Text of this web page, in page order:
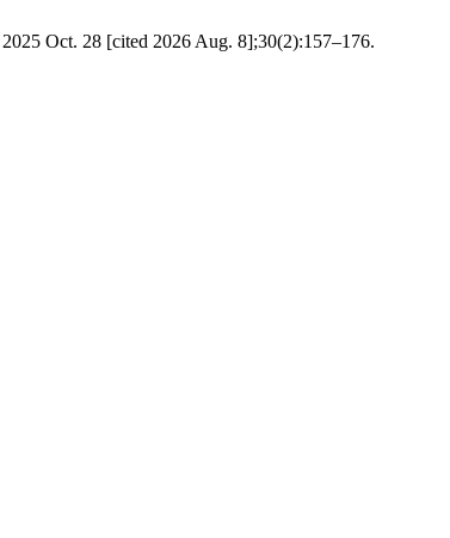
Oct. 28 [cited 2026 Aug. 8];30(2):157–176.